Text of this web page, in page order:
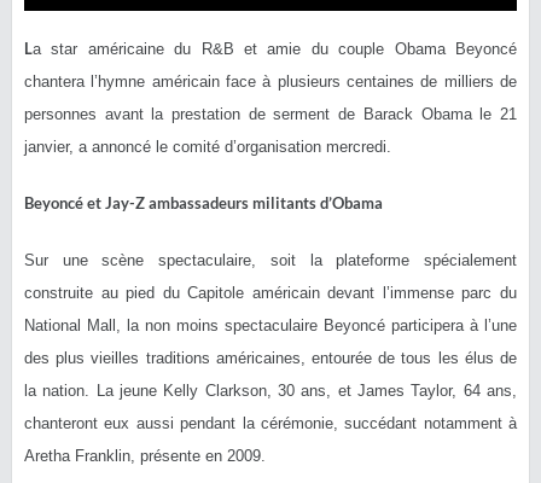
La star américaine du R&B et amie du couple Obama Beyoncé
chantera l’hymne américain face à plusieurs centaines de milliers de
personnes avant la prestation de serment de Barack Obama le 21
janvier, a annoncé le comité d’organisation mercredi.
Beyoncé et Jay-Z ambassadeurs militants d’Obama
Sur une scène spectaculaire, soit la plateforme spécialement
construite au pied du Capitole américain devant l’immense parc du
National Mall, la non moins spectaculaire Beyoncé participera à l’une
des plus vieilles traditions américaines, entourée de tous les élus de
la nation. La jeune Kelly Clarkson, 30 ans, et James Taylor, 64 ans,
chanteront eux aussi pendant la cérémonie, succédant notamment à
Aretha Franklin, présente en 2009.